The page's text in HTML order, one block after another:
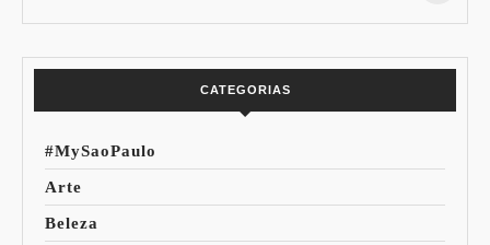
CATEGORIAS
#MySaoPaulo
Arte
Beleza